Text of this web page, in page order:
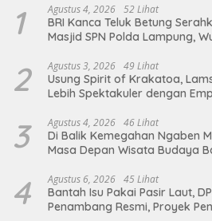
1 Agustus 4, 2026 52 Lihat
BRI Kanca Teluk Betung
Masjid SPN Polda Lampung,
2 Agustus 3, 2026 49 Lihat
Usung Spirit of Krakatoa,
Lebih Spektakuler dengan
3 Agustus 4, 2026 46 Lihat
Di Balik Kemegahan Ngaben
Masa Depan Wisata Budaya
4 Agustus 6, 2026 45 Lihat
Bantah Isu Pakai Pasir Laut,
Penambang Resmi, Proyek